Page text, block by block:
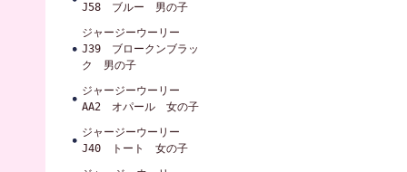
J58 ブルー 男の子
ジャージーウーリー
J39 ブロークンブラッ
ク 男の子
ジャージーウーリー
AA2 オパール 女の子
ジャージーウーリー
J40 トート 女の子